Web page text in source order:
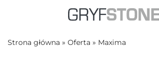
Strona główna » Oferta » Maxima